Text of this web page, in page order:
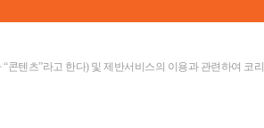
텐츠”라고 한다) 및 제반서비스의 이용과 관련하여